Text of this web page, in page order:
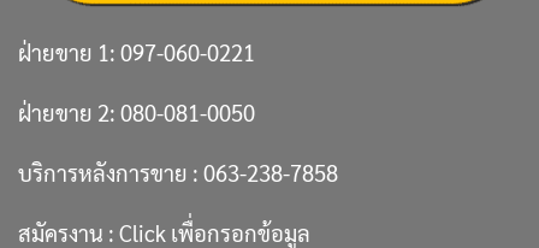
ฝ่ายขาย 1: 097-060-0221
ฝ่ายขาย 2: 080-081-0050
บริการหลังการขาย : 063-238-7858
สมัครงาน : Click เพื่อกรอกข้อมูล